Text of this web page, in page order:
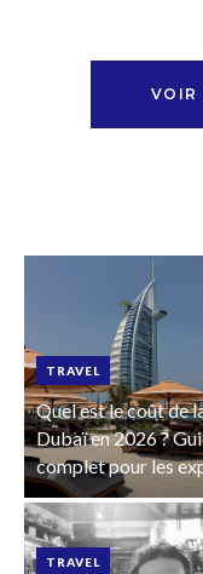
VOIR
TRAVEL
Quel est le coût de
Dubaï en 2026 ?
complet pour les
TRAVEL